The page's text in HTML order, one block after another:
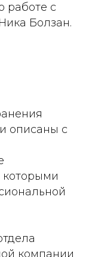
работе с
Болзан.
описаны с
которыми
компании